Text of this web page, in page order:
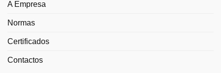
A Empresa
Normas
Certificados
Contactos